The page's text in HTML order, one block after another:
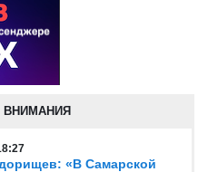
ВНИМАНИЯ
«В Самарской